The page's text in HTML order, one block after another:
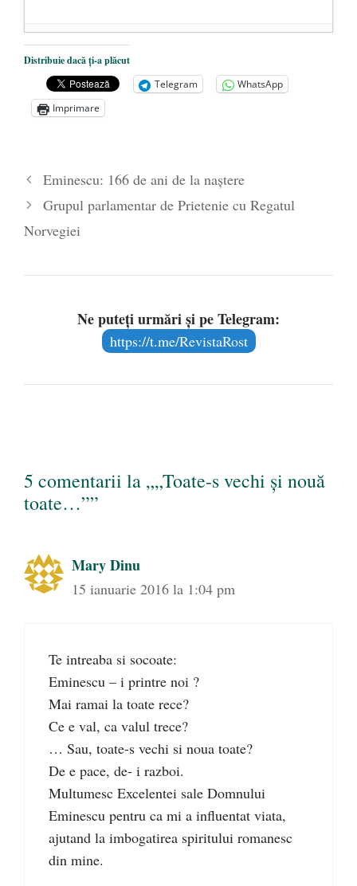
Centenarul Tratatului de la Trianon (4
iunie 1920 – 4 iunie 2020) - 3 iunie 2020
Curtea Constituțională: Amenzile de
pandemie sînt ilegale, dar le veți plăti
vaccineze obligatoriu toată viața
aprilie 2020
Distribuie dacă ți-a plăcut
Telegram
WhatsApp
Imprimare
Eminescu: 166 de ani de la naștere
Grupul parlamentar de Prietenie cu Regatul
Norvegiei
Ne puteți urmări și pe Telegram:
https://t.me/RevistaRost
5 comentarii la „„Toate-s vechi şi nouă
toate…””
Mary Dinu
15 ianuarie 2016 la 1:04 pm
Te intreaba si socoate:
Eminescu – i printre noi ?
Mai ramai la toate rece?
Ce e val, ca valul trece?
… Sau, toate-s vechi si noua toate?
De e pace, de- i razboi.
Multumesc Excelentei sale Domnului
Eminescu pentru ca mi a influentat viata,
ajutand la imbogatirea spiritului romanesc
din mine.